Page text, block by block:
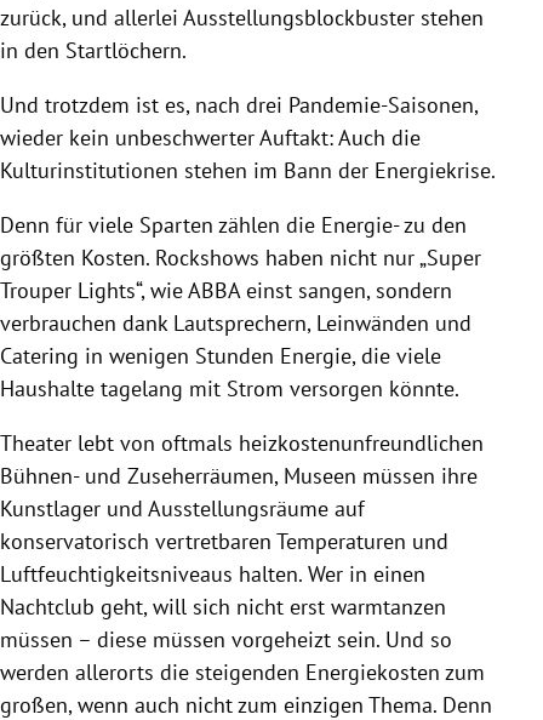
zurück, und allerlei Ausstellungsblockbuster stehen
in den Startlöchern.
Und trotzdem ist es, nach drei Pandemie-Saisonen,
wieder kein unbeschwerter Auftakt: Auch die
Kulturinstitutionen stehen im Bann der Energiekrise.
Denn für viele Sparten zählen die Energie- zu den
größten Kosten. Rockshows haben nicht nur „Super
Trouper Lights“, wie ABBA einst sangen, sondern
verbrauchen dank Lautsprechern, Leinwänden und
Catering in wenigen Stunden Energie, die viele
Haushalte tagelang mit Strom versorgen könnte.
Theater lebt von oftmals heizkostenunfreundlichen
Bühnen- und Zuseherräumen, Museen müssen ihre
Kunstlager und Ausstellungsräume auf
konservatorisch vertretbaren Temperaturen und
Luftfeuchtigkeitsniveaus halten. Wer in einen
Nachtclub geht, will sich nicht erst warmtanzen
müssen – diese müssen vorgeheizt sein. Und so
werden allerorts die steigenden Energiekosten zum
großen, wenn auch nicht zum einzigen Thema. Denn